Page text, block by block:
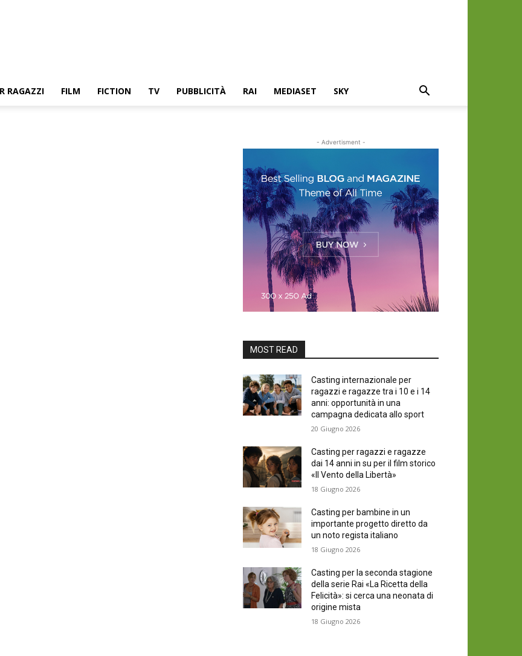
RAGAZZI FILM FICTION TV PUBBLICITÀ RAI MEDIASET SKY
- Advertisment -
MOST READ
Casting internazionale per
ragazzi e ragazze tra i 10 e i 14
anni: opportunità in una
campagna dedicata allo sport
20 Giugno 2026
Casting per ragazzi e ragazze
dai 14 anni in su per il film storico
«Il Vento della Libertà»
18 Giugno 2026
Casting per bambine in un
importante progetto diretto da
un noto regista italiano
18 Giugno 2026
Casting per la seconda stagione
della serie Rai «La Ricetta della
Felicità»: si cerca una neonata di
origine mista
18 Giugno 2026